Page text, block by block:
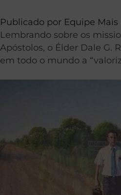
Publicado por Equipe Mais
Lembrando sobre os
Apóstolos, o Élder Dale G.
em todo o mundo a